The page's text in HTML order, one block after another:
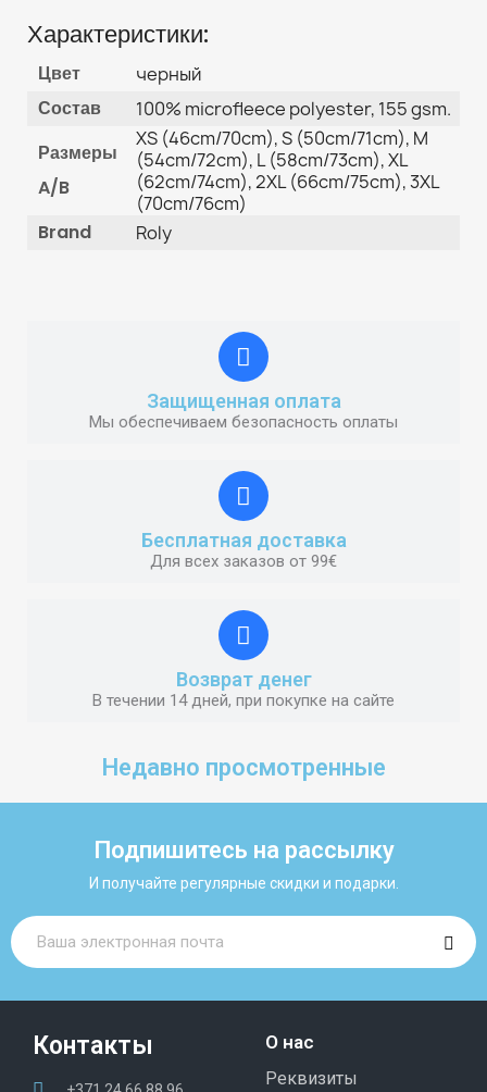
Характеристики:
Цвет черный
Состав 100% microfleece polyester, 155 gsm.
Размеры
A/B
XS (46cm/70cm), S (50cm/71cm), M
(54cm/72cm), L (58cm/73cm), XL
(62cm/74cm), 2XL (66cm/75cm), 3XL
(70cm/76cm)
Brand Roly
Защищенная оплата
Мы обеспечиваем безопасность оплаты
Бесплатная доставка
Для всех заказов от 99€
Возврат денег
В течении 14 дней, при покупке на сайте
Недавно просмотренные
Подпишитесь на рассылку
И получайте регулярные скидки и подарки.
Контакты О нас
Реквизиты